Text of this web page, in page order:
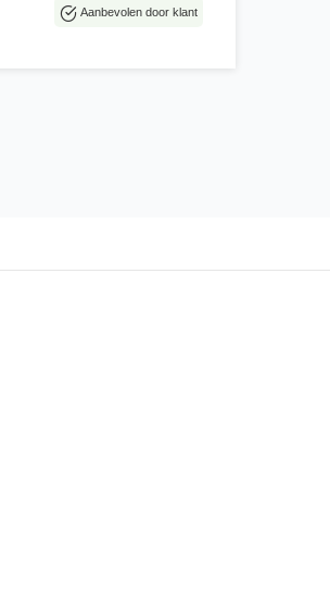
Aanbevolen door klant